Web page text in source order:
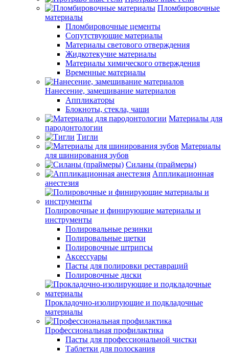
Пломбировочные
материалы
Пломбировочные цементы
Сопутствующие материалы
Материалы светового отверждения
Жидкотекучие материалы
Материалы химического отверждения
Временные материалы
Нанесение, замешивание материалов
Аппликаторы
Блокноты, стекла, чаши
Материалы для
пародонтологии
Тигли
Материалы
для шинирования зубов
Силаны (праймеры)
Аппликационная
анестезия
Полировочные и финирующие материалы и
инструменты
Полировальные резинки
Полировальные щетки
Полировочные штрипсы
Аксессуары
Пасты для полировки реставраций
Полировочные диски
Прокладочно-изолирующие и подкладочные
материалы
Профессиональная профилактика
Пасты для профессиональной чистки
Таблетки для полоскания